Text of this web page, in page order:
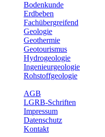
Bodenkunde
Erdbeben
Fachübergreifend
Geologie
Geothermie
Geotourismus
Hydrogeologie
Ingenieurgeologie
Rohstoffgeologie
AGB
LGRB-Schriften
Impressum
Datenschutz
Kontakt